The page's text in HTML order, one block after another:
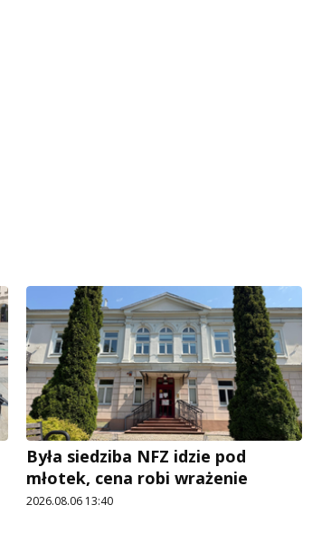
Była siedziba NFZ idzie pod
młotek, cena robi wrażenie
2026.08.06 13:40